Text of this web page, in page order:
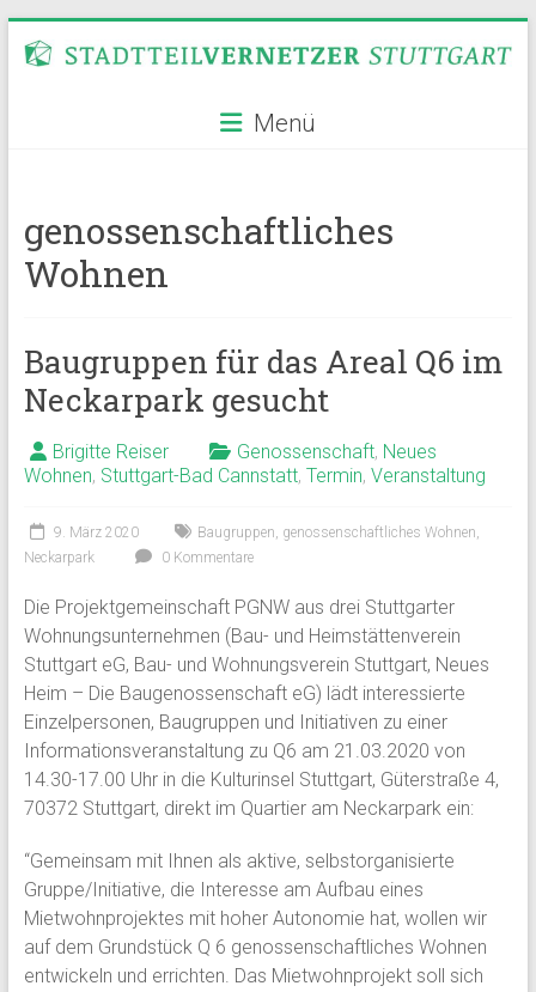
Inhalt
Stadtteilvernetzer
Menü
genossenschaftliches
Wohnen
Baugruppen für das Areal Q6 im
Neckarpark gesucht
Brigitte Reiser Genossenschaft, Neues
Wohnen, Stuttgart-Bad Cannstatt, Termin, Veranstaltung
9. März 2020 Baugruppen, genossenschaftliches Wohnen,
Neckarpark
0 Kommentare
Die Projektgemeinschaft PGNW aus drei Stuttgarter
Wohnungsunternehmen (Bau- und Heimstättenverein
Stuttgart eG, Bau- und Wohnungsverein Stuttgart, Neues
Heim – Die Baugenossenschaft eG) lädt interessierte
Einzelpersonen, Baugruppen und Initiativen zu einer
Informationsveranstaltung zu Q6 am 21.03.2020 von
14.30-17.00 Uhr in die Kulturinsel Stuttgart, Güterstraße 4,
70372 Stuttgart, direkt im Quartier am Neckarpark ein:
“Gemeinsam mit Ihnen als aktive, selbstorganisierte
Gruppe/Initiative, die Interesse am Aufbau eines
Mietwohnprojektes mit hoher Autonomie hat, wollen wir
auf dem Grundstück Q 6 genossenschaftliches Wohnen
entwickeln und errichten. Das Mietwohnprojekt soll sich